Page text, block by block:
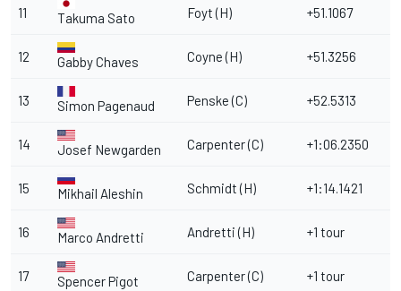
11 Takuma Sato Foyt (H) +51.1067
12 Gabby Chaves Coyne (H) +51.3256
13 Simon Pagenaud Penske (C) +52.5313
14 Josef Newgarden Carpenter (C) +1:06.2350
15 Mikhail Aleshin Schmidt (H) +1:14.1421
16 Marco Andretti Andretti (H) +1 tour
17 Spencer Pigot Carpenter (C) +1 tour